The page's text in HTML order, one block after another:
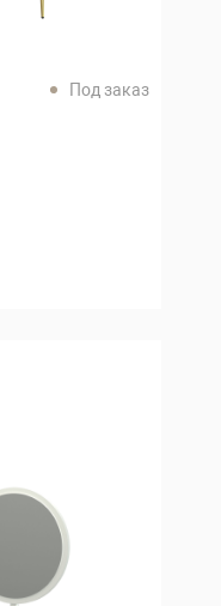
Под заказ